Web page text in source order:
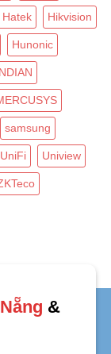
Hatek Hikvision
Hunonic
samsung
UniFi Uniview
&